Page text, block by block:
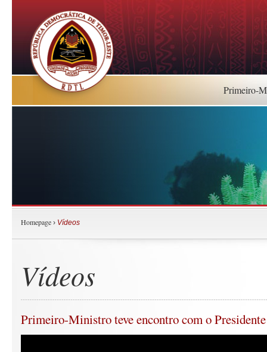
Primeiro-
Homepage › Vídeos
Vídeos
Primeiro-Ministro teve encontro com o